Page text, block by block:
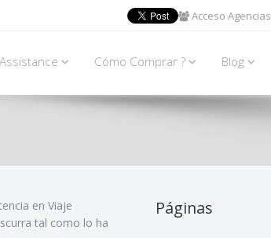
Acceso Agencias
Cómo Comprar ? Blog
en Viaje
tal como lo ha
Páginas